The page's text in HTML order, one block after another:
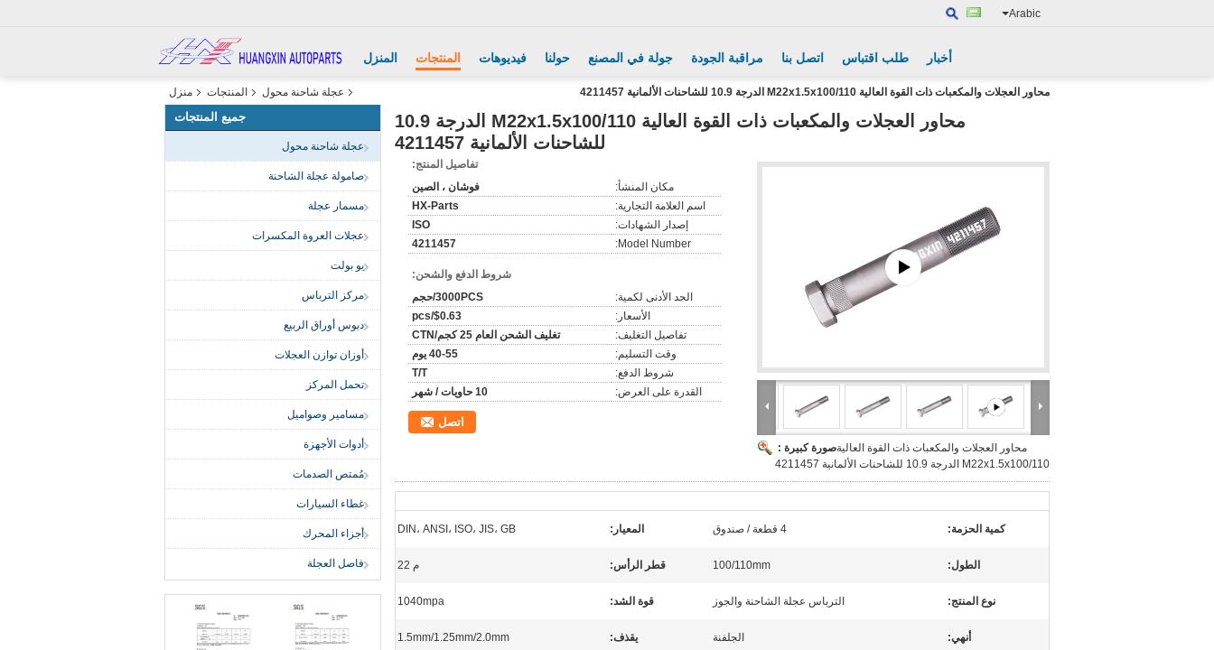
Arabic
المنزل المنتجات فيديوهات حولنا جولة في المصنع مراقبة الجودة اتصل بنا طلب اقتباس أخبار
منزل المنتجات عجلة شاحنة محول محاور العجلات والمكعبات ذات القوة العالية M22x1.5x100/110 الدرجة 10.9 للشاحنات الألمانية 4211457
جميع المنتجات
عجلة شاحنة محول
صامولة عجلة الشاحنة
مسمار عجلة
عجلات العروة المكسرات
يو بولت
مركز الترباس
دبوس أوراق الربيع
أوزان توازن العجلات
تحمل المركز
مسامير وصواميل
أدوات الأجهزة
مُمتص الصدمات
غطاء السيارات
أجزاء المحرك
فاصل العجلة
محاور العجلات والمكعبات ذات القوة العالية M22x1.5x100/110 الدرجة 10.9
للشاحنات الألمانية 4211457
صورة كبيرة :محاور العجلات والمكعبات ذات القوة العالية
M22x1.5x100/110 الدرجة 10.9 للشاحنات الألمانية 4211457
تفاصيل المنتج:
مكان المنشأ:
فوشان ، الصين
اسم العلامة التجارية:
HX-Parts
إصدار الشهادات:
ISO
Model Number:
4211457
شروط الدفع والشحن:
الحد الأدنى لكمية:
3000PCS/حجم
الأسعار:
$0.63/pcs
تفاصيل التغليف:
تغليف الشحن العام 25 كجم/CTN
وقت التسليم:
40-55 يوم
شروط الدفع:
T/T
القدرة على العرض:
10 حاويات / شهر
اتصل
كمية الحزمة: 4 قطعة / صندوق المعيار: DIN، ANSI، ISO، JIS، GB
الطول: 100/110mm قطر الرأس: م 22
نوع المنتج: الترباس عجلة الشاحنة والجوز قوة الشد: 1040mpa
أنهي: الجلفنة يقذف: 1.5mm/1.25mm/2.0mm